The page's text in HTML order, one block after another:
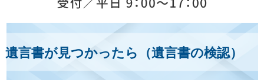
遺言書が見つかったら（遺言書の検認）